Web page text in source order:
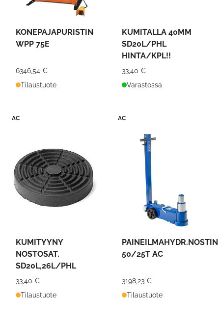
KONEPAJAPURISTIN
WPP 75E
6346,54 €
Tilaustuote
KUMITALLA 40MM
SD20L/PHL
HINTA/KPL!!
33,40 €
Varastossa
AC
KUMITYYNY
NOSTOSAT.
SD20L,26L/PHL
33,40 €
Tilaustuote
AC
PAINEILMAHYDR.NOSTIN
50/25T AC
3198,23 €
Tilaustuote